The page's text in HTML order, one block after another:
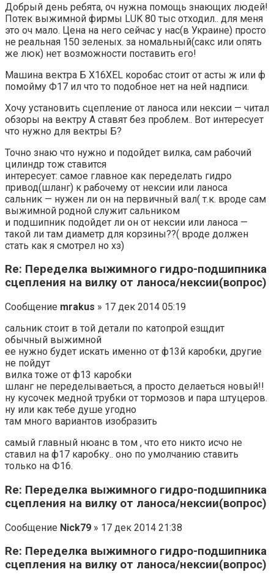
Добрый день ребята, оч нужна помощь знающих людей!
Потек выжимной фирмы LUK 80 тыс отходил.. для меня
это оч мало. Цена на него сейчас у нас(в Украине) просто
не реальная 150 зеленых. за номальный(сакс или опять
же люк) нет возможности поставить его!
Машина вектра Б X16XEL коробас стоит от асты ж или ф
помойму Ф17 ил что то подобное нет на ней надписи.
Хочу установить сцепление от ланоса или нексии — читал
обзоры на вектру А ставят без проблем.. Вот интересует
что нужно для вектры Б?
Точно знаю что нужно и подойдет вилка, сам рабочий
цилиндр тож ставится
интересует: самое главное как переделать гидро
привод(шланг) к рабочему от нексии или ланоса
сальник — нужен ли он на первичный вал( т.к. вроде сам
выжимной родной служит сальником
и подшипник подойдет ли он от нексии или ланоса —
такой ли там диаметр для корзины??( вроде должен
стать как я смотрел но хз)
Re: Переделка выжимного гидро-подшипника
сцепления на вилку от ланоса/нексии(вопрос)
Сообщение mrakus » 17 дек 2014 05:19
сальник стоит в той детали по катопрой езщдит
обычный выжимной
ее нужно будет искать именно от ф13й каробки, другие
не пойдут
вилка тоже от ф13 каробки
шланг не переделываеться, а просто делаеться новый!!
ну кусочек медной трубки от тормозов и пара штуцеров.
ну или как тебе душе угодно
там много вариантов изобразить
самый главный нюанс в том , что ето никто исчо не
ставил на ф17 каробку.. оно по умолчанию ставить
только на Ф16.
Re: Переделка выжимного гидро-подшипника
сцепления на вилку от ланоса/нексии(вопрос)
Сообщение Nick79 » 17 дек 2014 21:38
Re: Переделка выжимного гидро-подшипника
сцепления на вилку от ланоса/нексии(вопрос)